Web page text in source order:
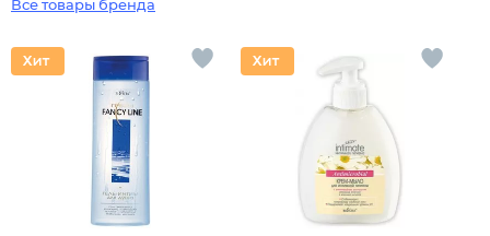
Все товары бренда